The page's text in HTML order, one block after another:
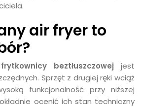
air fryer to
beztłuszczowej jest
Sprzęt z drugiej ręki wciąż
funkcjonalność przy niższej
ocenić ich stan techniczny